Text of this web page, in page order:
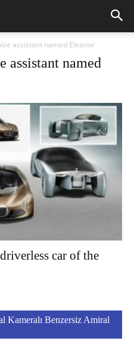
assistant named Eleanor
assistant named
car of the
Kameralı Benzersiz Amiral